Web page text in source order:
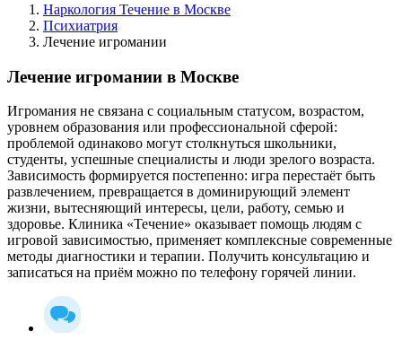
Наркология Течение в Москве
Психиатрия
Лечение игромании
Лечение игромании в Москве
Игромания не связана с социальным статусом, возрастом,
уровнем образования или профессиональной сферой:
проблемой одинаково могут столкнуться школьники,
студенты, успешные специалисты и люди зрелого возраста.
Зависимость формируется постепенно: игра перестаёт быть
развлечением, превращается в доминирующий элемент
жизни, вытесняющий интересы, цели, работу, семью и
здоровье. Клиника «Течение» оказывает помощь людям с
игровой зависимостью, применяет комплексные современные
методы диагностики и терапии. Получить консультацию и
записаться на приём можно по телефону горячей линии.